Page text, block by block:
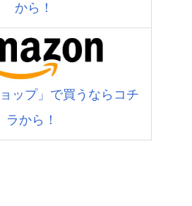
から！
ップ」で買うならコチ
ラから！